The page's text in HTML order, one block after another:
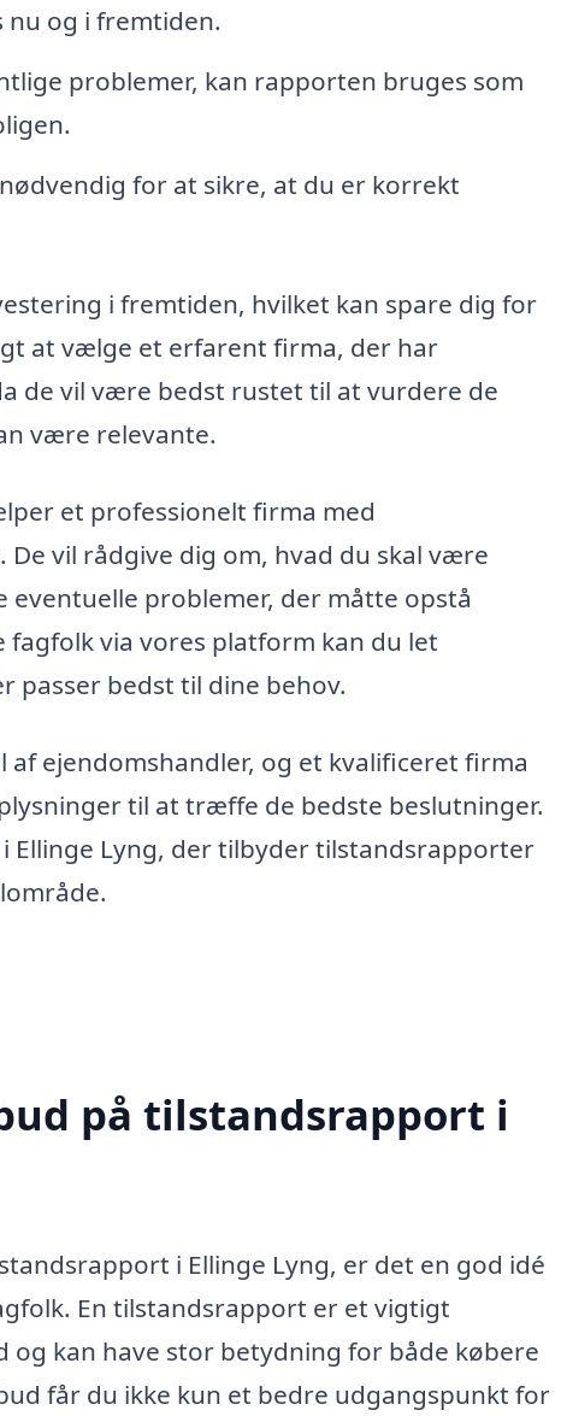
nu og i fremtiden.
problemer, kan rapporten bruges som
for at sikre, at du er korrekt
i fremtiden, hvilket kan spare dig for
at vælge et erfarent firma, der har
de vil være bedst rustet til at vurdere de
være relevante.
et professionelt firma med
vil rådgive dig om, hvad du skal være
problemer, der måtte opstå
via vores platform kan du let
passer bedst til dine behov.
ejendomshandler, og et kvalificeret firma
til at træffe de bedste beslutninger.
Ellinge Lyng, der tilbyder tilstandsrapporter
på tilstandsrapport i
i Ellinge Lyng, er det en god idé
En tilstandsrapport er et vigtigt
kan have stor betydning for både købere
får du ikke kun et bedre udgangspunkt for